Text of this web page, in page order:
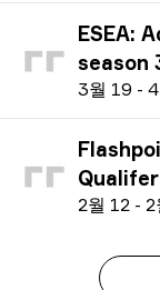
ESEA:
season
3월 19 - 4
2월 12 - 2